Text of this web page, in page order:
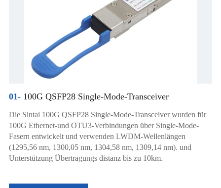
01-100G QSFP28 Single-Mode-Transceiver
Die Sintai 100G QSFP28 Single-Mode-Transceiver wurden für
100G Ethernet-und OTU3-Verbindungen über Single-Mode-
Fasern entwickelt und verwenden LWDM-Wellenlängen
(1295,56 nm, 1300,05 nm, 1304,58 nm, 1309,14 nm). und
Unterstützung Übertragungs distanz bis zu 10km.